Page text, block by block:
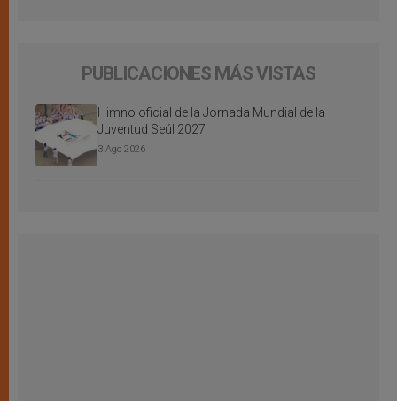
PUBLICACIONES MÁS VISTAS
Himno oficial de la Jornada Mundial de la
Juventud Seúl 2027
3 Ago 2026